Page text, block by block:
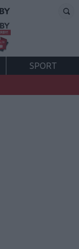
SPORT